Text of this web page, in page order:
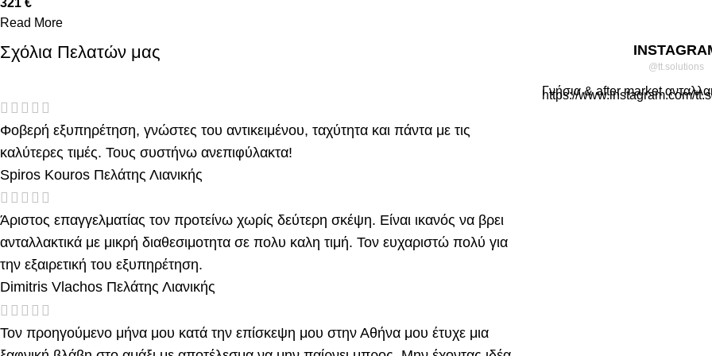
Read More
Σχόλια Πελατών μας
Φοβερή εξυπηρέτηση, γνώστες του αντικειμένου, ταχύτητα και πάντα με τις
καλύτερες τιμές. Τους συστήνω ανεπιφύλακτα!
Spiros Kouros Πελάτης Λιανικής
Άριστος επαγγελματίας τον προτείνω χωρίς δεύτερη σκέψη. Είναι ικανός να βρει
ανταλλακτικά με μικρή διαθεσιμοτητα σε πολυ καλη τιμή. Τον ευχαριστώ πολύ για
την εξαιρετική του εξυπηρέτηση.
Dimitris Vlachos Πελάτης Λιανικής
Τον προηγούμενο μήνα μου κατά την επίσκεψη μου στην Αθήνα μου έτυχε μια
@tt.solutions
Γνήσια & after market
https://www.instagram.com/